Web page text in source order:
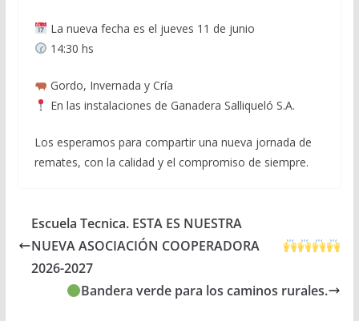
La nueva fecha es el jueves 11 de junio
14:30 hs
Gordo, Invernada y Cría
En las instalaciones de Ganadera Salliqueló S.A.
Los esperamos para compartir una nueva jornada de
remates, con la calidad y el compromiso de siempre.
Escuela Tecnica. ESTA ES NUESTRA
NUEVA ASOCIACIÓN COOPERADORA
2026-2027
Bandera verde para los caminos rurales.